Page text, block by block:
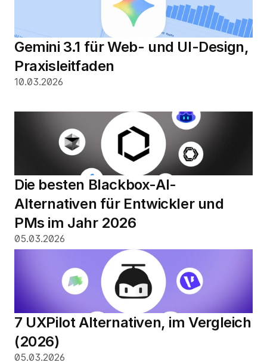
Gemini 3.1 für Web- und UI-Design,
Praxisleitfaden
10.03.2026
Die besten Blackbox-AI-
Alternativen für Entwickler und
PMs im Jahr 2026
05.03.2026
7 UXPilot Alternativen, im Vergleich
(2026)
05.03.2026